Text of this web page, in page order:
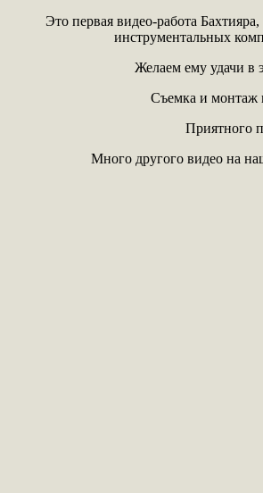
Это первая видео-работа
инструментальных
Желаем ему удачи в
Съемка и монтаж
Приятного
Много другого видео на